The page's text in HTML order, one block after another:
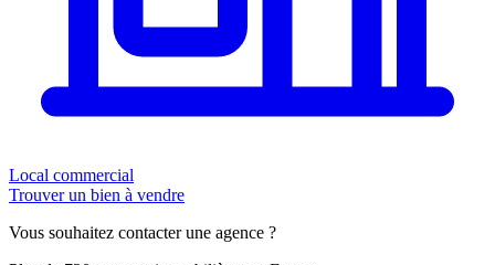
Local commercial
Trouver un bien à vendre
Vous souhaitez contacter une agence ?